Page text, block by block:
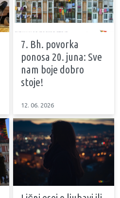
7. Bh. povorka
ponosa 20. juna: Sve
nam boje dobro
stoje!
12. 06. 2026